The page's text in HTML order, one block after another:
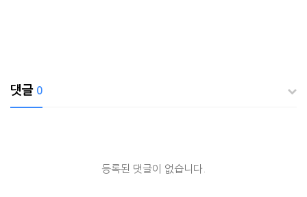
댓글 0
등록된 댓글이 없습니다.